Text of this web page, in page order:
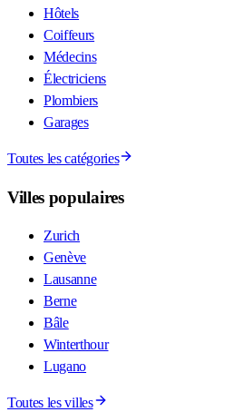
Hôtels
Coiffeurs
Médecins
Électriciens
Plombiers
Garages
Toutes les catégories
Villes populaires
Zurich
Genève
Lausanne
Berne
Bâle
Winterthour
Lugano
Toutes les villes